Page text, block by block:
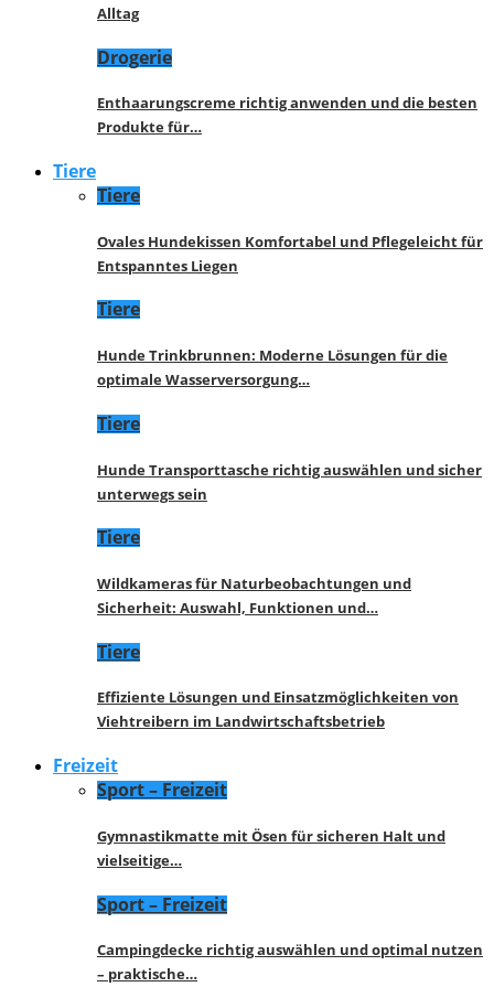
Alltag
Drogerie
Enthaarungscreme richtig anwenden und die besten
Produkte für…
Tiere
Tiere
Ovales Hundekissen Komfortabel und Pflegeleicht für
Entspanntes Liegen
Tiere
Hunde Trinkbrunnen: Moderne Lösungen für die
optimale Wasserversorgung…
Tiere
Hunde Transporttasche richtig auswählen und sicher
unterwegs sein
Tiere
Wildkameras für Naturbeobachtungen und
Sicherheit: Auswahl, Funktionen und…
Tiere
Effiziente Lösungen und Einsatzmöglichkeiten von
Viehtreibern im Landwirtschaftsbetrieb
Freizeit
Sport – Freizeit
Gymnastikmatte mit Ösen für sicheren Halt und
vielseitige…
Sport – Freizeit
Campingdecke richtig auswählen und optimal nutzen
– praktische…